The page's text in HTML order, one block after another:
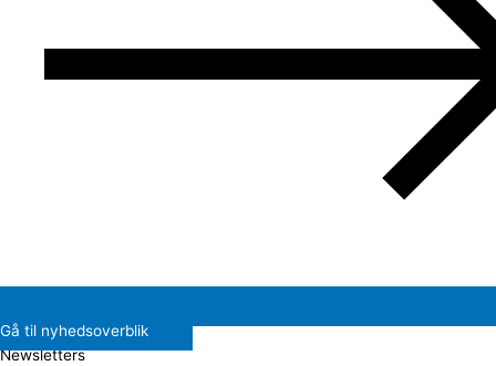
Gå til nyhedsoverblik
Newsletters